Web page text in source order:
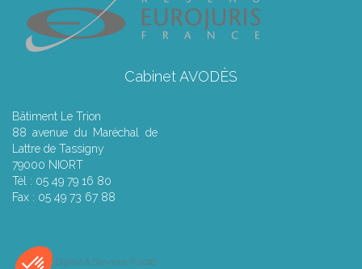
Cabinet AVODÈS
Bâtiment Le Trion
88 avenue du Maréchal de
Lattre de Tassigny
79000 NIORT
Tél : 05 49 79 16 80
Fax : 05 49 73 67 88
Septeo Digital & Services © 2016